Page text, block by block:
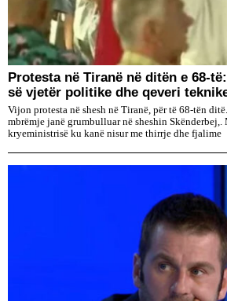
Protesta në Tiranë në ditën e 68-
së vjetër politike dhe qeveri
Vijon protesta në shesh në Tiranë, për të 68-tën
mbrëmje janë grumbulluar në sheshin Skënderbej,.
kryeministrisë ku kanë nisur me thirrje dhe fjalime